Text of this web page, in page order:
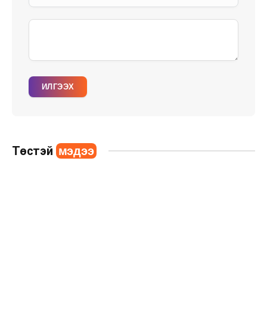
ИЛГЭЭХ
Төстэй мэдээ